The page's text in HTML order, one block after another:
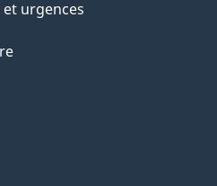
et urgences